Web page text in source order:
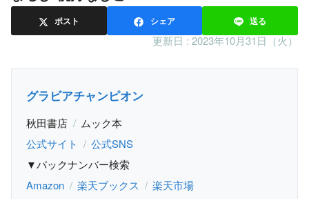
ポスト シェア 送る
更新日 : 2023年10月31日（火）
グラビアチャンピオン
秋田書店
ムック本
公式サイト
公式SNS
▼バックナンバー検索
Amazon
楽天ブックス 楽天市場